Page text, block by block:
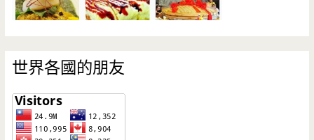
世界各國的朋友